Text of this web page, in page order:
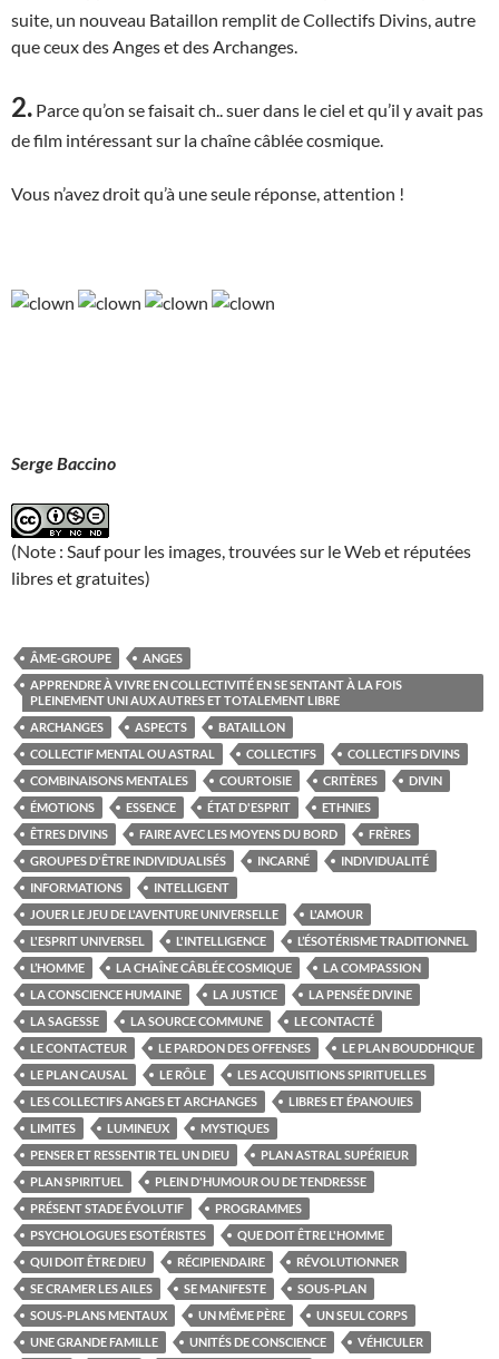
suite, un nouveau Bataillon remplit de Collectifs Divins, autre
que ceux des Anges et des Archanges.
2. Parce qu’on se faisait ch.. suer dans le ciel et qu’il y avait pas
de film intéressant sur la chaîne câblée cosmique.
Vous n’avez droit qu’à une seule réponse, attention !
Serge Baccino
(Note : Sauf pour les images, trouvées sur le Web et réputées
libres et gratuites)
ÂME-GROUPE
ANGES
APPRENDRE À VIVRE EN COLLECTIVITÉ EN SE SENTANT À LA FOIS
PLEINEMENT UNI AUX AUTRES ET TOTALEMENT LIBRE
ARCHANGES
ASPECTS
BATAILLON
COLLECTIF MENTAL OU ASTRAL
COLLECTIFS
COLLECTIFS DIVINS
COMBINAISONS MENTALES
COURTOISIE CRITÈRES
DIVIN
ÉMOTIONS
ESSENCE ÉTAT D'ESPRIT
ETHNIES
ÊTRES DIVINS
FAIRE AVEC LES MOYENS DU BORD
FRÈRES
GROUPES D'ÊTRE INDIVIDUALISÉS
INCARNÉ
INDIVIDUALITÉ
INFORMATIONS
INTELLIGENT
JOUER LE JEU DE L'AVENTURE UNIVERSELLE
L'AMOUR
L'ESPRIT UNIVERSEL
L'INTELLIGENCE
L’ÉSOTÉRISME TRADITIONNEL
L’HOMME
LA CHAÎNE CÂBLÉE COSMIQUE
LA COMPASSION
LA CONSCIENCE HUMAINE
LA JUSTICE
LA PENSÉE DIVINE
LA SAGESSE
LA SOURCE COMMUNE
LE CONTACTÉ
LE CONTACTEUR
LE PARDON DES OFFENSES
LE PLAN BOUDDHIQUE
LE PLAN CAUSAL
LE RÔLE
LES ACQUISITIONS SPIRITUELLES
LES COLLECTIFS ANGES ET ARCHANGES
LIBRES ET ÉPANOUIES
LIMITES
LUMINEUX
MYSTIQUES
PENSER ET RESSENTIR TEL UN DIEU
PLAN ASTRAL SUPÉRIEUR
PLAN SPIRITUEL
PLEIN D'HUMOUR OU DE TENDRESSE
PRÉSENT STADE ÉVOLUTIF
PROGRAMMES
PSYCHOLOGUES ESOTÉRISTES
QUE DOIT ÊTRE L'HOMME
QUI DOIT ÊTRE DIEU
RÉCIPIENDAIRE
RÉVOLUTIONNER
SE CRAMER LES AILES
SE MANIFESTE
SOUS-PLAN
SOUS-PLANS MENTAUX
UN MÊME PÈRE
UN SEUL CORPS
UNE GRANDE FAMILLE
UNITÉS DE CONSCIENCE
VÉHICULER